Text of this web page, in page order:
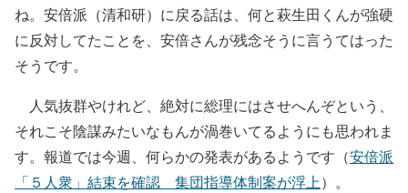
ね。安倍派（清和研）に戻る話は、何と萩生田くんが強硬
に反対してたことを、安倍さんが残念そうに言うてはった
そうです。
人気抜群やけれど、絶対に総理にはさせへんぞという、
それこそ陰謀みたいなもんが渦巻いてるようにも思われま
す。報道では今週、何らかの発表があるようです（安倍派
「５人衆」結束を確認 集団指導体制案が浮上）。